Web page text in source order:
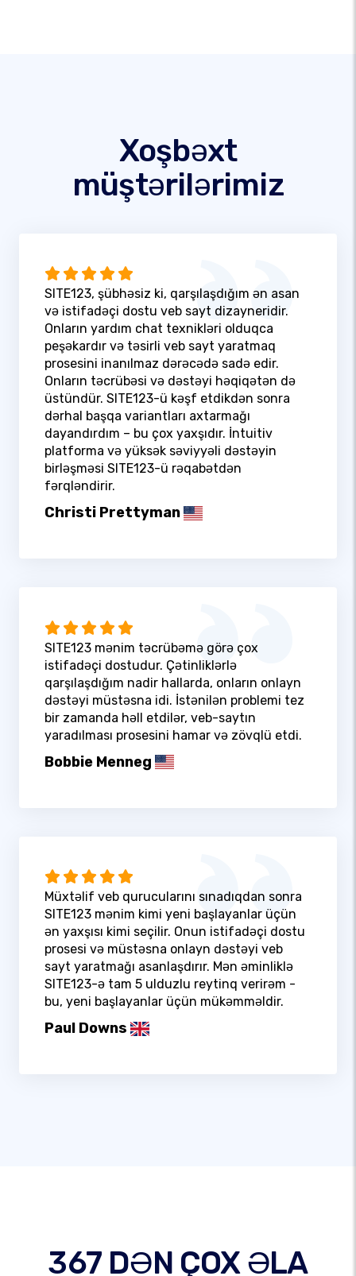
Xoşbəxt
müştərilərimiz
SITE123, şübhəsiz ki, qarşılaşdığım ən asan
və istifadəçi dostu veb sayt dizayneridir.
Onların yardım chat texnikləri olduqca
peşəkardır və təsirli veb sayt yaratmaq
prosesini inanılmaz dərəcədə sadə edir.
Onların təcrübəsi və dəstəyi həqiqətən də
üstündür. SITE123-ü kəşf etdikdən sonra
dərhal başqa variantları axtarmağı
dayandırdım – bu çox yaxşıdır. İntuitiv
platforma və yüksək səviyyəli dəstəyin
birləşməsi SITE123-ü rəqabətdən
fərqləndirir.
Christi Prettyman
SITE123 mənim təcrübəmə görə çox
istifadəçi dostudur. Çətinliklərlə
qarşılaşdığım nadir hallarda, onların onlayn
dəstəyi müstəsna idi. İstənilən problemi tez
bir zamanda həll etdilər, veb-saytın
yaradılması prosesini hamar və zövqlü etdi.
Bobbie Menneg
Müxtəlif veb qurucularını sınadıqdan sonra
SITE123 mənim kimi yeni başlayanlar üçün
ən yaxşısı kimi seçilir. Onun istifadəçi dostu
prosesi və müstəsna onlayn dəstəyi veb
sayt yaratmağı asanlaşdırır. Mən əminliklə
SITE123-ə tam 5 ulduzlu reytinq verirəm -
bu, yeni başlayanlar üçün mükəmməldir.
Paul Downs
367 DƏN ÇOX ƏLA